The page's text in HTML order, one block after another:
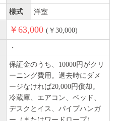
様式 洋室
￥63,000 (￥30,000)
・
保証金のうち、10000円がクリ
ーニング費用。退去時にダメ
ージなければ20,000円償却。
冷蔵庫、エアコン、ベッド、
デスクとイス、パイプハンガ